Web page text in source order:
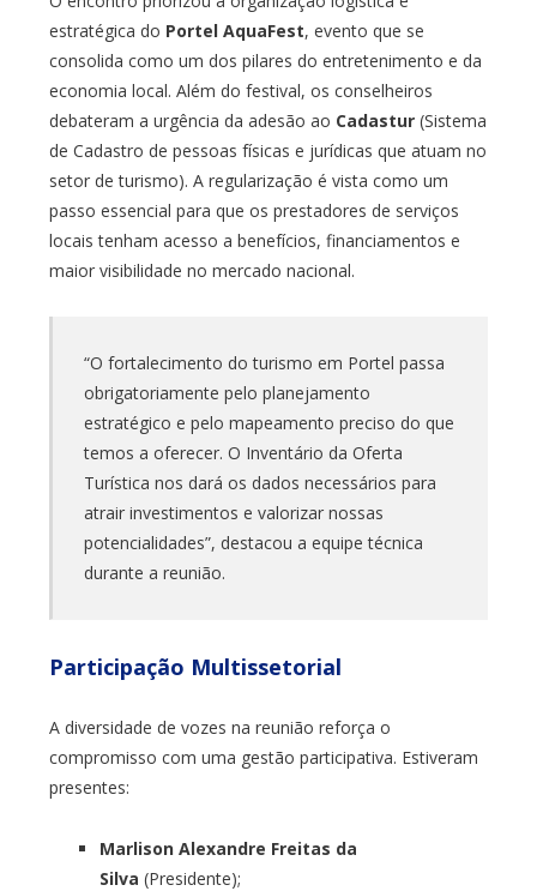
estratégica do Portel AquaFest, evento que se
consolida como um dos pilares do entretenimento e da
economia local. Além do festival, os conselheiros
debateram a urgência da adesão ao Cadastur(Sistema
de Cadastro de pessoas físicas e jurídicas que atuam no
setor de turismo). A regularização é vista como um
passo essencial para que os prestadores de serviços
locais tenham acesso a benefícios, financiamentos e
maior visibilidade no mercado nacional.
“O fortalecimento do turismo em Portel passa
obrigatoriamente pelo planejamento
estratégico e pelo mapeamento preciso do que
temos a oferecer. O Inventário da Oferta
Turística nos dará os dados necessários para
atrair investimentos e valorizar nossas
potencialidades”, destacou a equipe técnica
durante a reunião.
Participação Multissetorial
A diversidade de vozes na reunião reforça o
compromisso com uma gestão participativa. Estiveram
presentes:
Marlison Alexandre Freitas da
Silva (Presidente);